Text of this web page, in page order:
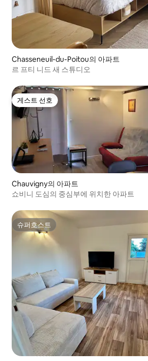
Chasseneuil-du-Poitou의 아파트
르 프티 니드 새 스튜디오
게스트 선호
게스트 선호
Chauvigny의 아파트
쇼비니 도심의 중심부에 위치한 아파트
슈퍼호스트
슈퍼호스트